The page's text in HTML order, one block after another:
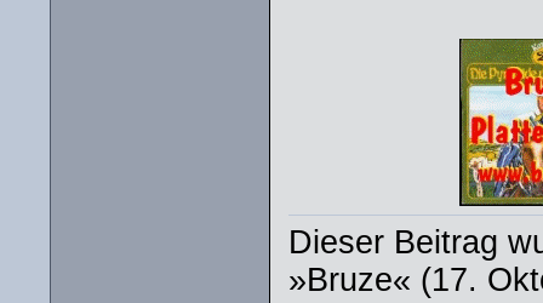
Dieser Beitrag
»Bruze« (17.